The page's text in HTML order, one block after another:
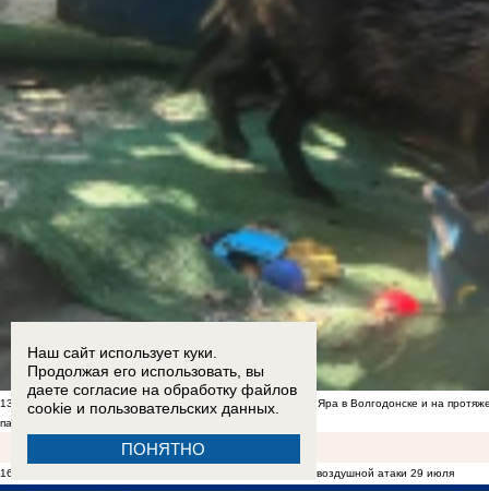
13:00
Енотоподобное нечто поселилось в центре Красного Яра в Волгодонске и на
падения БПЛА
16:30 В Таганроге обследуют дом, пострадавший во время воздушной атаки 29 июля
Наш сайт использует куки.
Продолжая его использовать, вы
даете согласие на обработку файлов
cookie и пользовательских данных.
ПОНЯТНО